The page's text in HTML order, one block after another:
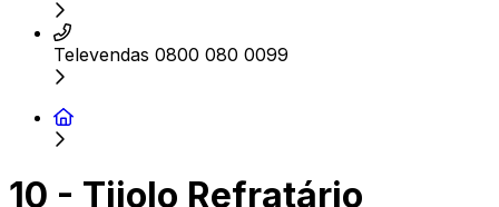
Televendas 0800 080 0099
10 - Tijolo Refratário